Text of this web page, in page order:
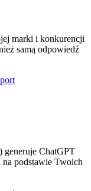
marki i konkurencji
samą odpowiedź
generuje ChatGPT
podstawie Twoich